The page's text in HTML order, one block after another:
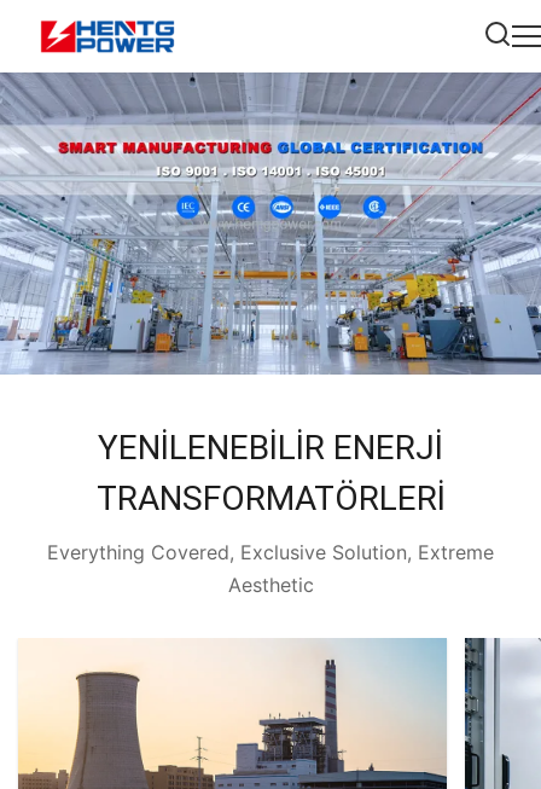
YENILENEBILIR ENERJI
TRANSFORMATÖRLERI
Everything Covered, Exclusive Solution, Extreme
Aesthetic